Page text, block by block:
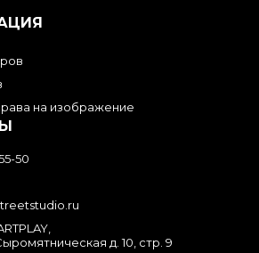
на изображение
50
д. 10, стр. 9